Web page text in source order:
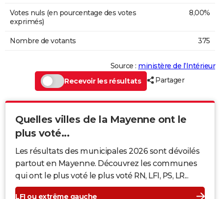
Votes nuls (en pourcentage des votes
exprimés)
8,00%
Nombre de votants 375
Source : ministère de l’Intérieur
Recevoir les résultats
Partager
Quelles villes de la Mayenne ont le
plus voté...
Les résultats des municipales 2026 sont dévoilés
partout en Mayenne. Découvrez les communes
qui ont le plus voté le plus voté RN, LFI, PS, LR...
LFI ou extrême gauche